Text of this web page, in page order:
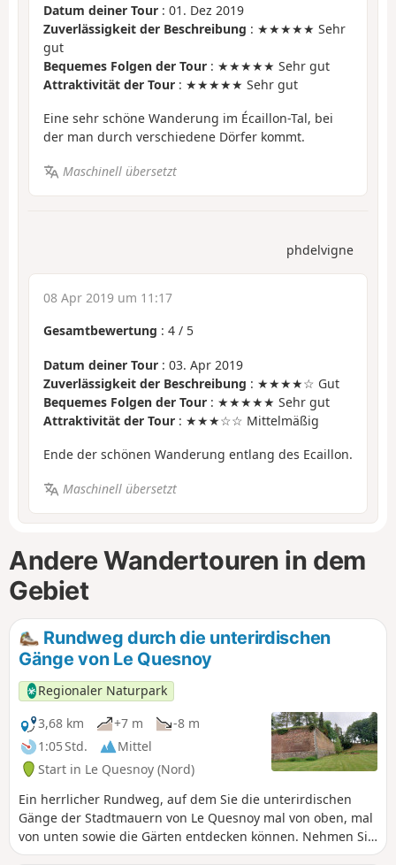
Datum deiner Tour : 01. Dez 2019
Zuverlässigkeit der Beschreibung : ★★★★★ Sehr
gut
Bequemes Folgen der Tour : ★★★★★ Sehr gut
Attraktivität der Tour : ★★★★★ Sehr gut
Eine sehr schöne Wanderung im Écaillon-Tal, bei
der man durch verschiedene Dörfer kommt.
Maschinell übersetzt
phdelvigne
08 Apr 2019 um 11:17
Gesamtbewertung : 4 / 5
Datum deiner Tour : 03. Apr 2019
Zuverlässigkeit der Beschreibung : ★★★★☆ Gut
Bequemes Folgen der Tour : ★★★★★ Sehr gut
Attraktivität der Tour : ★★★☆☆ Mittelmäßig
Ende der schönen Wanderung entlang des Ecaillon.
Maschinell übersetzt
Andere Wandertouren in dem
Gebiet
Rundweg durch die unterirdischen
Gänge von Le Quesnoy
Regionaler Naturpark
3,68 km
+7 m
-8 m
1:05 Std.
Mittel
Start in Le Quesnoy (Nord)
Ein herrlicher Rundweg, auf dem Sie die unterirdischen
Gänge der Stadtmauern von Le Quesnoy mal von oben, mal
von unten sowie die Gärten entdecken können. Nehmen Sie
eine Taschenlampe mit.